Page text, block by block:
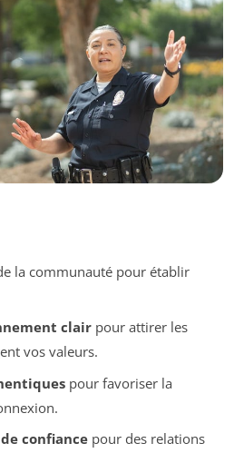
la communauté pour établir
clairpour attirer les
vos valeurs.
pour favoriser la
confiancepour des relations